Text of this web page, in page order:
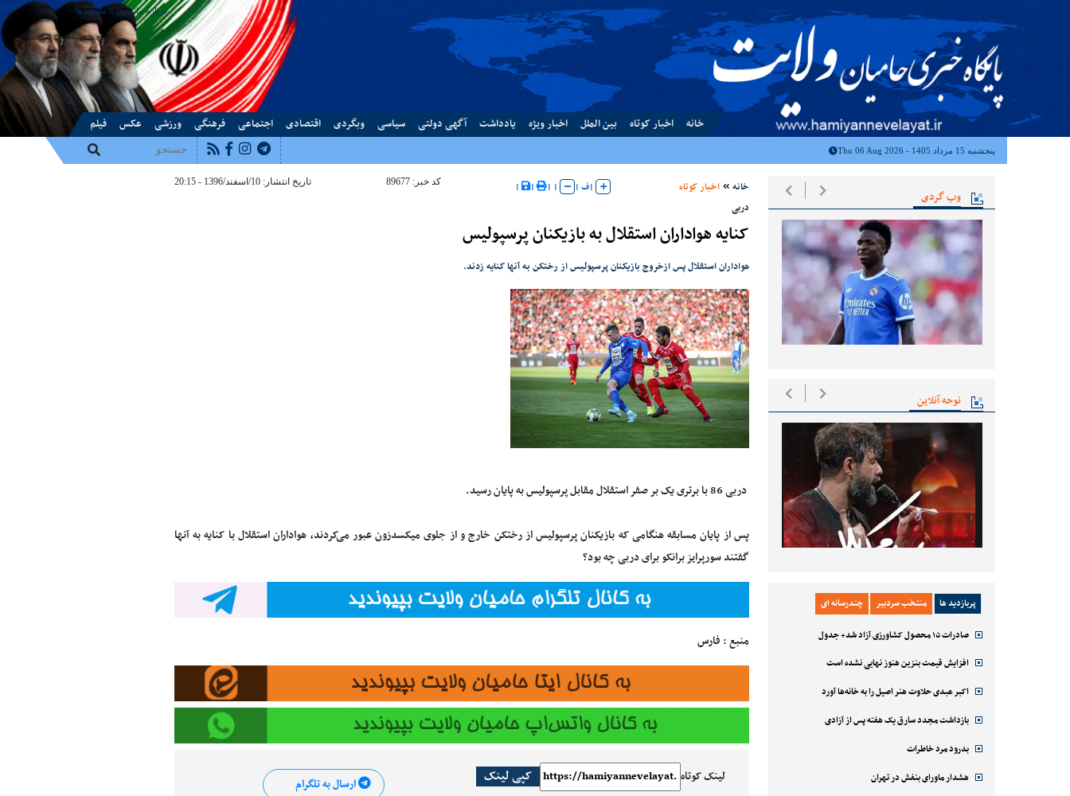
درباره ماتماس با ماپیوندها
خانه اخبار کوتاه بین الملل اخبار ویژه یادداشت آگهی دولتی سیاسی وبگردی اقتصادی اجتماعی فرهنگی ورزشی عکس فیلم
پنجشنبه 15 مرداد 1405 - Thu 06 Aug 2026
وب گردی
نوحه آنلاین
پربازدید ها منتخب سردبیر چندرسانه ای
صادرات ۱۵ محصول کشاورزی آزاد شد+ جدول
افزایش قیمت بنزین هنوز نهایی نشده است
اکبر عبدی حلاوت هنر اصیل را به خانه‌ها آورد
بازداشت مجدد سارق یک هفته پس از آزادی
بدرود مرد خاطرات
هشدار ماورای بنفش در تهران
خانه اخبار کوتاه |ف|
|
|
|
| کد خبر: 89677 تاریخ انتشار: 10/اسفند/1396 - 20:15
دربی
کنایه هواداران استقلال به بازیکنان پرسپولیس
هواداران استقلال پس ازخروج بازیکنان پرسپولیس از رختکن به آنها کنایه زدند.
دربی 86 با برتری یک بر صفر استقلال مقابل پرسپولیس به پایان رسید.
پس از پایان مسابقه هنگامی که بازیکنان پرسپولیس از رختکن خارج و از جلوی میکسدزون عبور می‌کردند، هواداران استقلال با کنایه به آنها
گفتند سورپرایز برانکو برای دربی چه بود؟
منبع : فارس
لینک کوتاه کپی لینک ارسال به تلگرام